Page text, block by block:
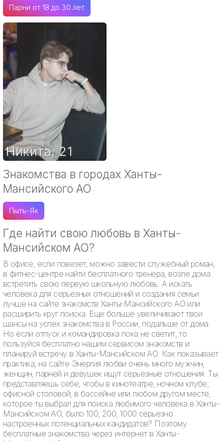
Парни от 18 до 30 лет
Никита,21
Знакомства в городах Ханты-
Мансийского АО
Пыть-Ях
Где найти свою любовь в Ханты-
Мансийском АО?
В офисе, если повезет, можно завести служебный роман,
в фитнес-центре найти бесплатного тренера, возле дома
встретить свою первую школьную любовь. А искать
человека для серьезных отношений и создания семьи
лучше на сайте знакомств Ханты-Мансийского АО или
расширить круг поиска. Еще больше увеличивают твои
шансы на успех знакомства в России, подальше от дома.
Но если отпуск и командировка пока не светит, то
пользуйся бесплатно нашим сервисом знакомств и
планируй встречу в Ханты-Мансийском АО. Как показывает
практика, на сайте Энергия любви очень много мужчин,
женщин, парней и девушек ищут серьезные отношения. Ты
представляешь себе, чтобы в кинотеатре, ночном клубе,
офисной столовой, в бассейне или любом другом месте,
которое ты выбрал для поиска любимого человека в Ханты-
Мансийском АО, было 100, 200, 1000 серьезно
настроенных потенциальных кандидатов? Поэтому
бесплатные знакомства через интернет в Ханты-